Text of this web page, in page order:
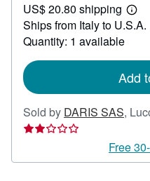
41.66
US$ 20.80 shipping
Learn
more
Ships from Italy to U.S.A.
Quantity: 1 available
Add
Sold by DARIS SAS,
Free